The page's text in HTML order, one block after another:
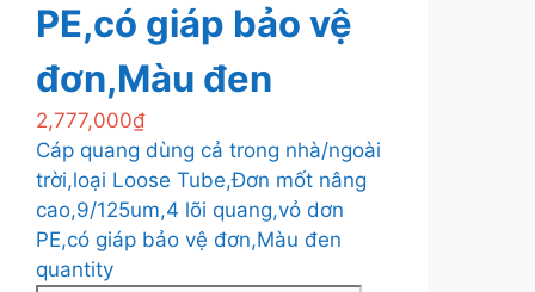
PE,có giáp bảo vệ
đơn,Màu đen
2,777,000₫
Cáp quang dùng cả trong nhà/ngoài
trời,loại Loose Tube,Đơn mốt nâng
cao,9/125um,4 lõi quang,vỏ dơn
PE,có giáp bảo vệ đơn,Màu đen
quantity